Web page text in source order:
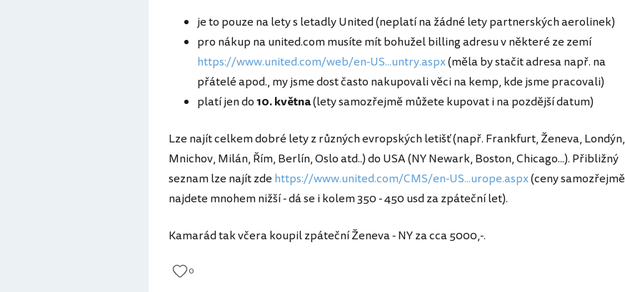
je to pouze na lety s letadly United (neplatí na žádné lety partnerských aerolinek)
pro nákup na united.com musíte mít bohužel billing adresu v některé ze zemí
https://www.united.com/web/en-US...untry.aspx(měla by stačit adresa např. na
přátelé apod., my jsme dost často nakupovali věci na kemp, kde jsme pracovali)
platí jen do10. května(lety samozřejmě můžete kupovat i na pozdější datum)
Lze najít celkem dobré lety z různých evropských letišť (např. Frankfurt, Ženeva, Londýn,
Mnichov, Milán, Řím, Berlín, Oslo atd..) do USA (NY Newark, Boston, Chicago...). Přibližný
seznam lze najít zde https://www.united.com/CMS/en-US...urope.aspx(ceny samozřejmě
najdete mnohem nižší - dá se i kolem 350 - 450 usd za zpáteční let).
Kamarád tak včera koupil zpáteční Ženeva - NY za cca 5000,-.
0